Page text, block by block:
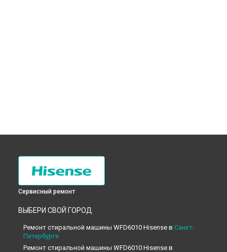
Сервисный ремонт
ВЫБЕРИ СВОЙ ГОРОД
Ремонт стиральной машины WFD6010 Hisense в Санкт-
Петербурге
Ремонт стиральной машины WFD6010 Hisense в